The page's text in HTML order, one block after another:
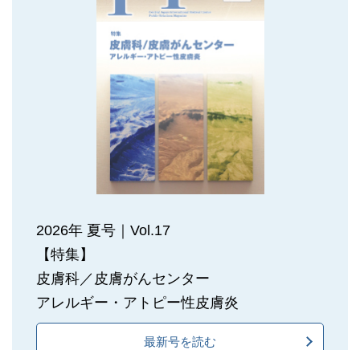
2026年 夏号｜Vol.17
【特集】
皮膚科／皮膚がんセンター
アレルギー・アトピー性皮膚炎
最新号を読む